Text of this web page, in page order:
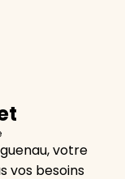
votre
vos besoins